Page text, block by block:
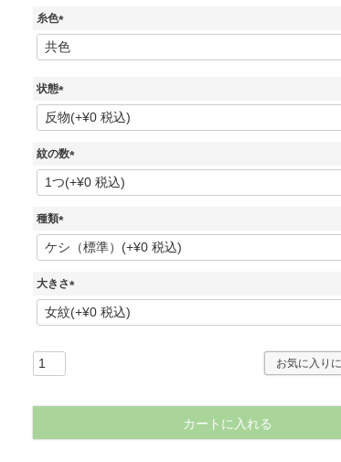
・湯通し
・紋入れ・紋消し
・染め
糸色
(
必
)
状態
(
必
)
紋の数
(
必
種類
(
必
)
大きさ
(
必
お気に入り
カートに入れる